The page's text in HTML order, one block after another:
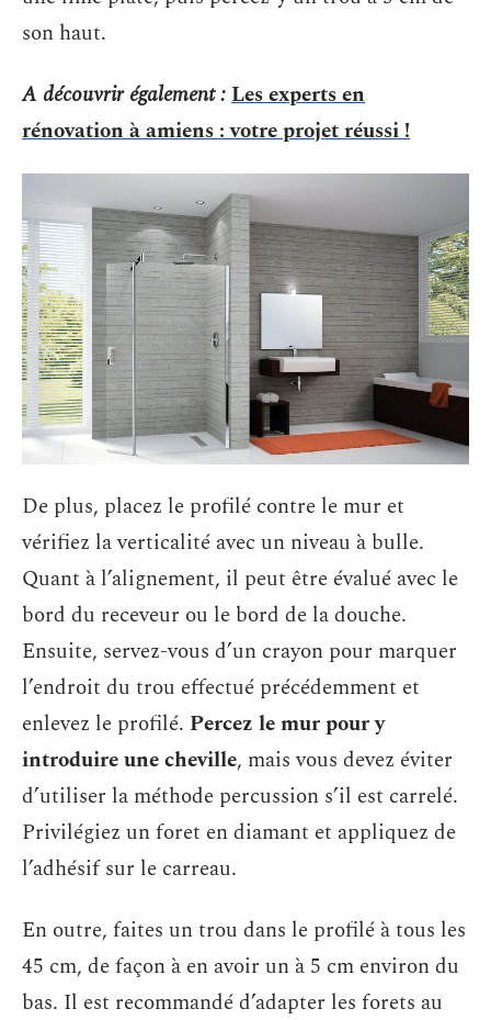
son haut.
A découvrir également :Les experts en
rénovation à amiens : votre projet réussi !
De plus, placez le profilé contre le mur et
vérifiez la verticalité avec un niveau à bulle.
Quant à l’alignement, il peut être évalué avec le
bord du receveur ou le bord de la douche.
Ensuite, servez-vous d’un crayon pour marquer
l’endroit du trou effectué précédemment et
enlevez le profilé. Percez le mur pour y
introduire une cheville, mais vous devez éviter
d’utiliser la méthode percussion s’il est carrelé.
Privilégiez un foret en diamant et appliquez de
l’adhésif sur le carreau.
En outre, faites un trou dans le profilé à tous les
45 cm, de façon à en avoir un à 5 cm environ du
bas. Il est recommandé d’adapter les forets au